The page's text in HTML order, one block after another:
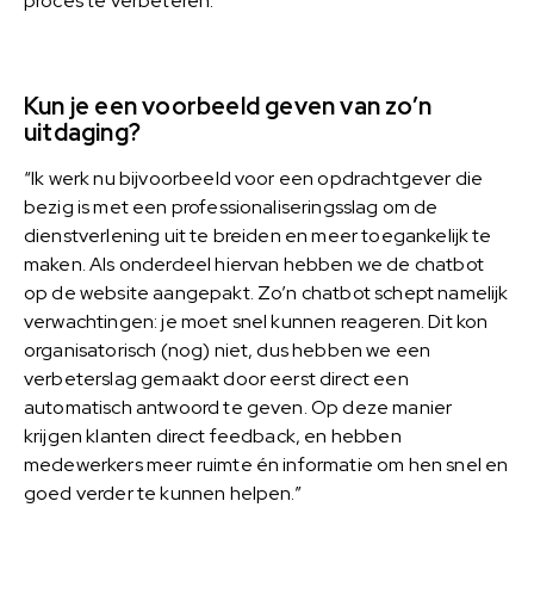
Kun je een voorbeeld geven van zo’n
uitdaging?
“Ik werk nu bijvoorbeeld voor een opdrachtgever die
bezig is met een professionaliseringsslag om de
dienstverlening uit te breiden en meer toegankelijk te
maken. Als onderdeel hiervan hebben we de chatbot
op de website aangepakt. Zo’n chatbot schept namelijk
verwachtingen: je moet snel kunnen reageren. Dit kon
organisatorisch (nog) niet, dus hebben we een
verbeterslag gemaakt door eerst direct een
automatisch antwoord te geven. Op deze manier
krijgen klanten direct feedback, en hebben
medewerkers meer ruimte én informatie om hen snel en
goed verder te kunnen helpen.”